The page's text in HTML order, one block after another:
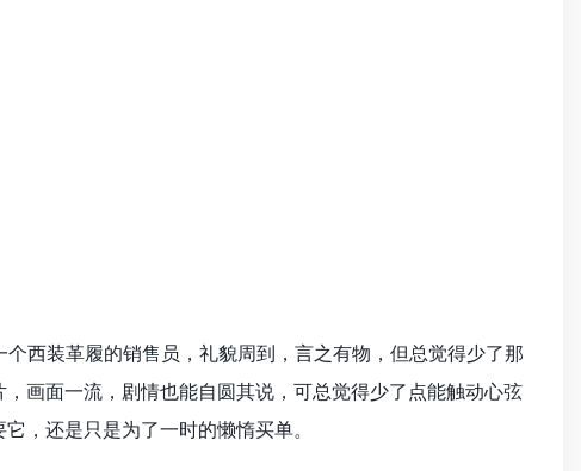
西装革履的销售员，礼貌周到，言之有物，但总觉得少了那
画面一流，剧情也能自圆其说，可总觉得少了点能触动心弦
，还是只是为了一时的懒惰买单。